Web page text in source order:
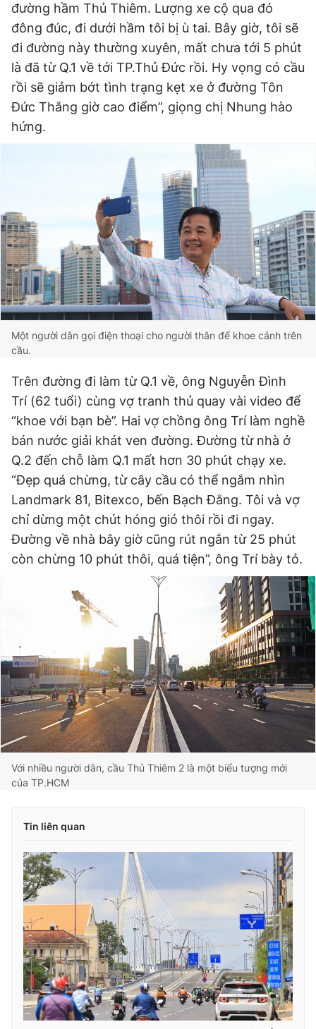
đường hầm Thủ Thiêm. Lượng xe cộ qua đó
đông đúc, đi dưới hầm tôi bị ù tai. Bây giờ, tôi sẽ
đi đường này thường xuyên, mất chưa tới 5 phút
là đã từ Q.1 về tới TP.Thủ Đức rồi. Hy vọng có cầu
rồi sẽ giảm bớt tình trạng kẹt xe ở đường Tôn
Đức Thắng giờ cao điểm”, giọng chị Nhung hào
hứng.
Một người dân gọi điện thoại cho người thân để khoe cảnh trên
cầu.
Trên đường đi làm từ Q.1 về, ông Nguyễn Đình
Trí (62 tuổi) cùng vợ tranh thủ quay vài video để
“khoe với bạn bè”. Hai vợ chồng ông Trí làm nghề
bán nước giải khát ven đường. Đường từ nhà ở
Q.2 đến chỗ làm Q.1 mất hơn 30 phút chạy xe.
“Đẹp quá chừng, từ cây cầu có thể ngắm nhìn
Landmark 81, Bitexco, bến Bạch Đằng. Tôi và vợ
chỉ dừng một chút hóng gió thôi rồi đi ngay.
Đường về nhà bây giờ cũng rút ngắn từ 25 phút
còn chừng 10 phút thôi, quá tiện”, ông Trí bày tỏ.
Với nhiều người dân, cầu Thủ Thiêm 2 là một biểu tượng mới
của TP.HCM
Tin liên quan